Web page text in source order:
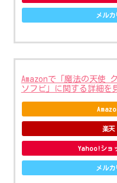
メルカ
Amazonで「魔法の天使
ソフビ」に関する詳細を
楽天
Yahoo!ショ
メルカ